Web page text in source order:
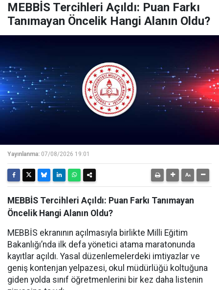
MEBBİS Tercihleri Açıldı: Puan Farkı
Tanımayan Öncelik Hangi Alanın Oldu?
Yayınlanma: 07/08/2026 19:01
MEBBİS Tercihleri Açıldı: Puan Farkı Tanımayan
Öncelik Hangi Alanın Oldu?
MEBBİS ekranının açılmasıyla birlikte Milli Eğitim
Bakanlığı’nda ilk defa yönetici atama maratonunda
kayıtlar açıldı. Yasal düzenlemelerdeki imtiyazlar ve
geniş kontenjan yelpazesi, okul müdürlüğü koltuğuna
giden yolda sınıf öğretmenlerini bir kez daha listenin